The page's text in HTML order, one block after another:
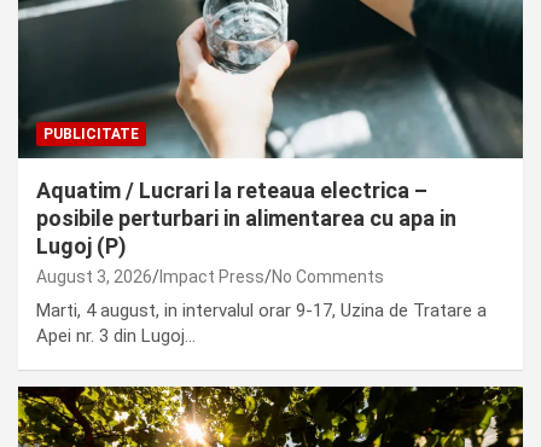
PUBLICITATE
Aquatim / Lucrari la reteaua electrica –
posibile perturbari in alimentarea cu apa in
Lugoj (P)
August 3, 2026 Impact Press No Comments
Marti, 4 august, in intervalul orar 9-17, Uzina de Tratare a
Apei nr. 3 din Lugoj…